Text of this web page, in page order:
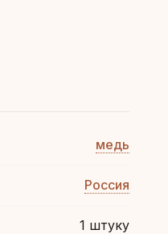
медь
Россия
1 штуку